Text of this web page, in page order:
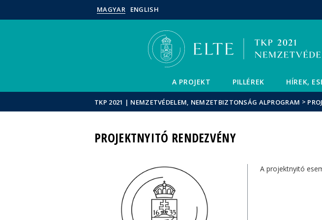
MAGYAR ENGLISH
A PROJEKT PILLÉREK HÍREK,
TKP 2021 | NEMZETVÉDELEM, NEMZETBIZTONSÁG ALPROGRAM >
PROJEKTNYITÓ RENDEZVÉNY
A projektnyitó